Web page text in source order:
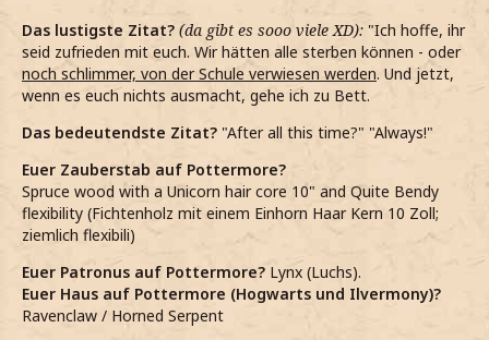
Das lustigste Zitat? (da gibt es sooo viele XD): "Ich hoffe, ihr
seid zufrieden mit euch. Wir hätten alle sterben können - oder
noch schlimmer, von der Schule verwiesen werden. Und jetzt,
wenn es euch nichts ausmacht, gehe ich zu Bett.
Das bedeutendste Zitat? "After all this time?" "Always!"
Euer Zauberstab auf Pottermore?
Spruce wood with a Unicorn hair core 10" and Quite Bendy
flexibility (Fichtenholz mit einem Einhorn Haar Kern 10 Zoll;
ziemlich flexibili)
Euer Patronus auf Pottermore? Lynx (Luchs).
Euer Haus auf Pottermore (Hogwarts und Ilvermony)?
Ravenclaw / Horned Serpent